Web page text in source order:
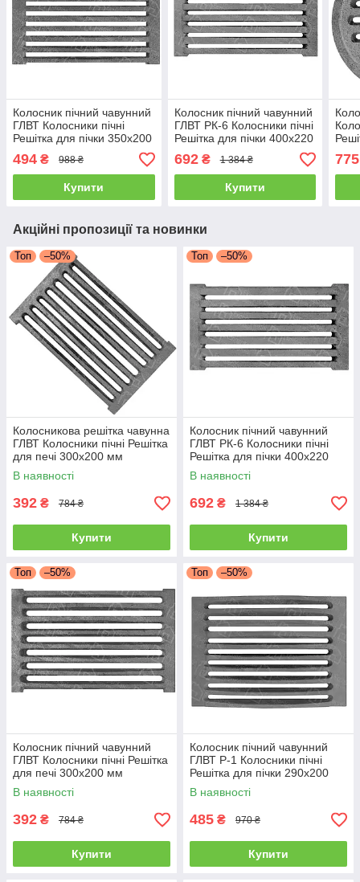
Колосник пічний чавунний
ГЛВТ Колосники пічні
Решітка для пічки 350х200
мм Колосникові решітки
494 ₴ 988 ₴
Купити
Колосник пічний чавунний
ГЛВТ РК-6 Колосники пічні
Решітка для пічки 400х220
мм Колосникові решітки
692₴ 1 384 ₴
Купити
350
775
Акційні пропозиції та новинки
Топ –50%
Колосникова решітка чавунна
ГЛВТ Колосники пічні Решітка
для печі 300x200 мм
Колосникові решітки
В наявності
392 ₴ 784 ₴
Купити
Топ –50%
Колосник пічний чавунний
ГЛВТ РК-6 Колосники пічні
Решітка для пічки 400х220
мм Колосникові решітки
В наявності
692 ₴ 1 384 ₴
Купити
Топ –50%
Колосник пічний чавунний
ГЛВТ Колосники пічні Решітка
для печі 300x200 мм
Колосникові решітки
В наявності
392 ₴ 784 ₴
Купити
Топ –50%
Колосник пічний чавунний
ГЛВТ Р-1 Колосники пічні
Решітка для пічки 290х200
мм Колоникові решітки
В наявності
485 ₴ 970 ₴
Купити